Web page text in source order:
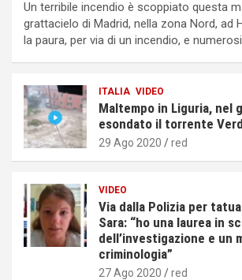
Un terribile incendio è scoppiato questa
grattacielo di Madrid, nella zona Nord, ad
la paura, per via di un incendio, e
ITALIA VIDEO
Maltempo in Liguria, nel
esondato il torrente
29 Ago 2020 red
VIDEO
Via dalla Polizia per
Sara: “ho una laurea in
dell’investigazione e un
criminologia”
27 Ago 2020 red